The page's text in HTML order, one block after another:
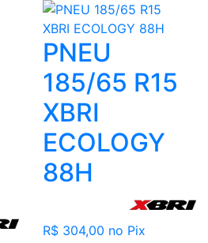
PNEU
185/65 R15
XBRI
ECOLOGY
88H
R$ 304,00 no Pix